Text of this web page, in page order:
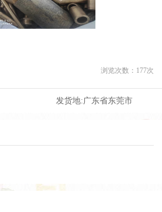
浏览次数： 177次
发货地:广东省东莞市